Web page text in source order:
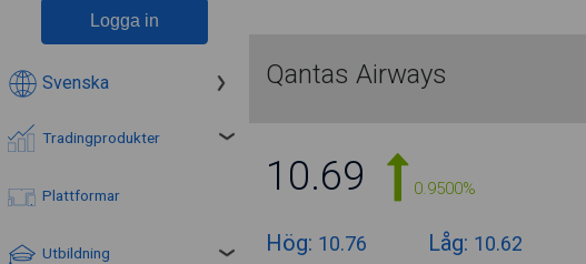
Logga in
Svenska
Tradingprodukter
Plattformar
Utbildning
Qantas Airways
10.69 0.9500%
Hög: 10.76 Låg: 10.62